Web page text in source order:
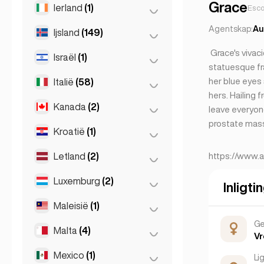
Toulouse (4)
Patras
Boedapest (8)
Debrecen
Ierland (1)
Dublin (1)
Ijsland (149)
Reykjavik (149)
Israël (1)
Tel Aviv (1)
Italië (58)
Florence (3)
Milaan
Turijn (1)
Kanada (2)
Toronto (2)
Kroatië (1)
Zagreb (1)
Letland (2)
Riga (2)
Luxemburg (2)
Luxemburgse Stad (2)
Maleisië (1)
Kuala Lumpur (1)
Malta (4)
Birkirkara (1)
Mexico (1)
Grace
Agentskap:
Grace's
statuesque
her blue
hers. Hailing
leave
prostate
https://